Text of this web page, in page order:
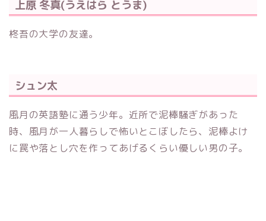
上原 冬真(うえはら とうま)
柊吾の大学の友達。
シュン太
風月の英語塾に通う少年。近所で泥棒騒ぎがあった
時、風月が一人暮らしで怖いとこぼしたら、泥棒よけ
に罠や落とし穴を作ってあげるくらい優しい男の子。